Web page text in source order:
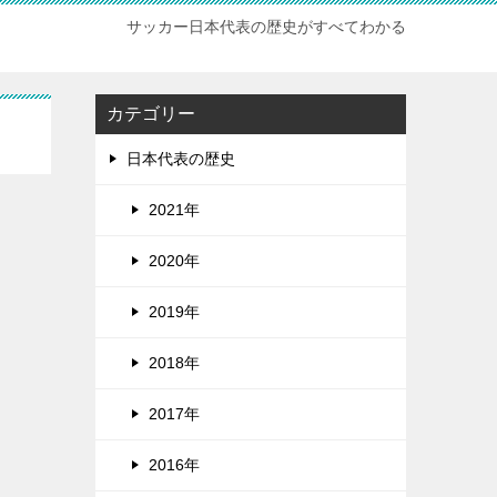
サッカー日本代表の歴史がすべてわかる
カテゴリー
日本代表の歴史
2021年
2020年
2019年
2018年
2017年
2016年